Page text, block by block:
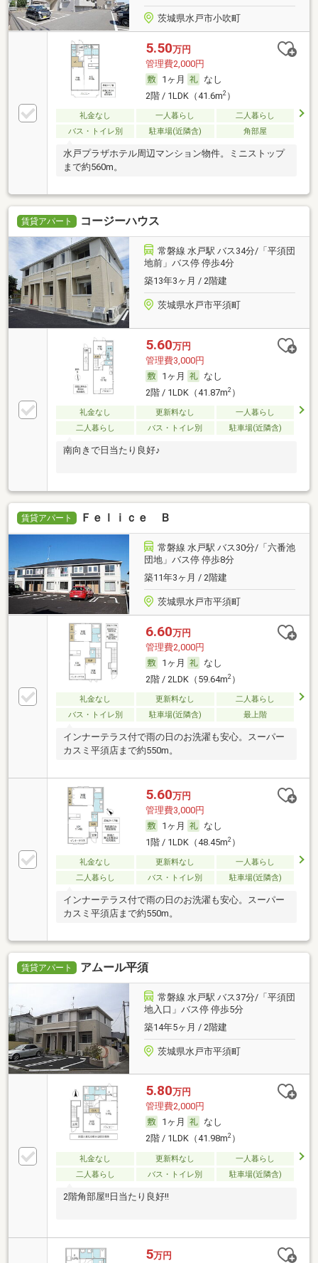
茨城県水戸市小吹町
5.50万円
管理費2,000円
1ヶ月
なし
2階 / 1LDK（41.6m2）
礼金なし 一人暮らし
二人暮らし
バス・トイレ別
駐車場(近隣含) 角部屋
水戸プラザホテル周辺マンション物件。ミニストップ
まで約560m。
賃貸アパート コージーハウス
常磐線 水戸駅 バス34分/「平須団
地前」バス停 停歩4分
築13年3ヶ月 / 2階建
茨城県水戸市平須町
5.60万円
管理費3,000円
1ヶ月
なし
2階 / 1LDK（41.87m2）
礼金なし 更新料なし
一人暮らし
二人暮らし
バス・トイレ別 駐車場(近隣含)
南向きで日当たり良好♪
賃貸アパート Ｆｅｌｉｃｅ Ｂ
常磐線 水戸駅 バス30分/「六番池
団地」バス停 停歩8分
築11年3ヶ月 / 2階建
茨城県水戸市平須町
6.60万円
管理費2,000円
1ヶ月
なし
2階 / 2LDK（59.64m2）
礼金なし 更新料なし
二人暮らし
バス・トイレ別
駐車場(近隣含) 最上階
インナーテラス付で雨の日のお洗濯も安心。スーパー
カスミ平須店まで約550m。
5.60万円
管理費3,000円
1ヶ月
なし
1階 / 1LDK（48.45m2）
礼金なし 更新料なし
一人暮らし
二人暮らし
バス・トイレ別 駐車場(近隣含)
インナーテラス付で雨の日のお洗濯も安心。スーパー
カスミ平須店まで約550m。
賃貸アパート アムール平須
常磐線 水戸駅 バス37分/「平須団
地入口」バス停 停歩5分
築14年5ヶ月 / 2階建
茨城県水戸市平須町
5.80万円
管理費2,000円
1ヶ月
なし
2階 / 1LDK（41.98m2）
礼金なし 更新料なし
一人暮らし
二人暮らし
バス・トイレ別 駐車場(近隣含)
2階角部屋!!日当たり良好!!
5万円